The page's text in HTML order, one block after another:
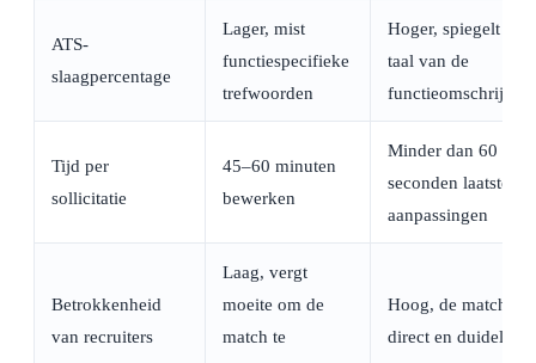
ATS-
slaagpercentage
Lager, mist
functiespecifieke
trefwoorden
Hoger, spiegelt de
taal van de
functieomschrijving
Tijd per
sollicitatie
45–60 minuten
bewerken
Minder dan 60
seconden laatste
aanpassingen
Betrokkenheid
van recruiters
Laag, vergt
moeite om de
match te
Hoog, de match is
direct en duidelijk